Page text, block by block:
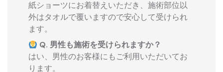
紙ショーツにお着替えいただき、施術部位以
外はタオルで覆いますので安心して受けられ
ます。
Q. 男性も施術を受けられますか？
はい、男性のお客様にもご利用いただいてお
ります。